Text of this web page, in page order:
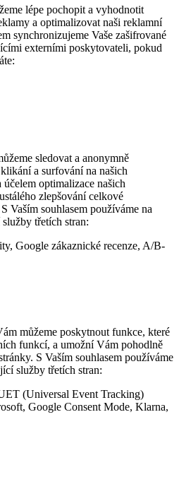
lépe pochopit a vyhodnotit
a optimalizovat naši reklamní
synchronizujeme Vaše zašifrované
externími poskytovateli, pokud
sledovat a anonymně
a surfování na našich
optimalizace našich
zlepšování celkové
Vaším souhlasem používáme na
třetích stran:
Google zákaznické recenze, A/B-
můžeme poskytnout funkce, které
funkcí, a umožní Vám pohodlně
S Vaším souhlasem používáme
služby třetích stran:
(Universal Event Tracking)
Google Consent Mode, Klarna,